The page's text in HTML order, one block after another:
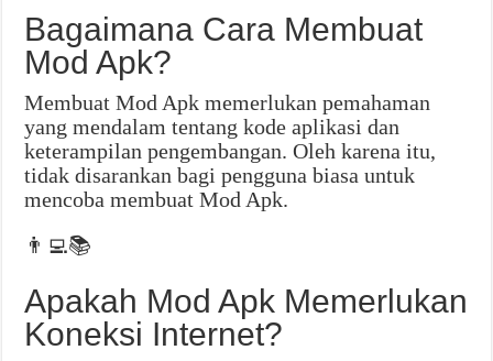
Bagaimana Cara Membuat
Mod Apk?
Membuat Mod Apk memerlukan pemahaman
yang mendalam tentang kode aplikasi dan
keterampilan pengembangan. Oleh karena itu,
tidak disarankan bagi pengguna biasa untuk
mencoba membuat Mod Apk.
👨‍💻📚
Apakah Mod Apk Memerlukan
Koneksi Internet?